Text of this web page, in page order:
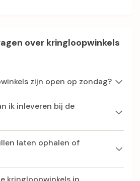
over kringloopwinkels
zijn open op zondag?
ik inleveren bij de
laten ophalen of